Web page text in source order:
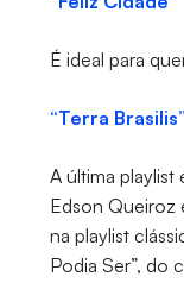
É ideal para
“Terra Brasilis”
A última playlist
Edson Queiroz
na playlist
Podia Ser”, do